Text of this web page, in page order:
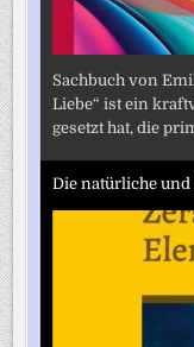
Sachbuch von
Liebe“ ist ein
gesetzt hat, die
Die natürliche